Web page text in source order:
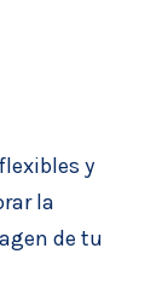
y
la
de tu